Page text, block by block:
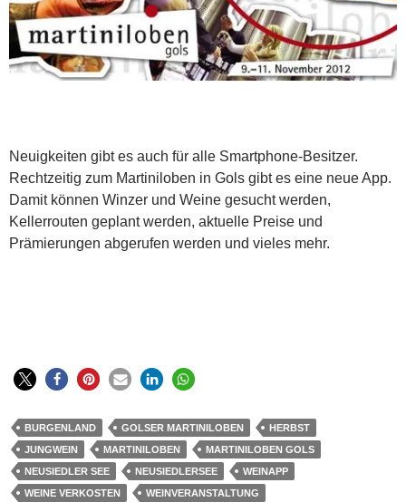
Neuigkeiten gibt es auch für alle Smartphone-Besitzer.
Rechtzeitig zum Martiniloben in Gols gibt es eine neue App.
Damit können Winzer und Weine gesucht werden,
Kellerrouten geplant werden, aktuelle Preise und
Prämierungen abgerufen werden und vieles mehr.
BURGENLAND GOLSER MARTINILOBEN
HERBST
JUNGWEIN
MARTINILOBEN
MARTINILOBEN GOLS
NEUSIEDLER SEE
NEUSIEDLERSEE
WEINAPP
WEINE VERKOSTEN
WEINVERANSTALTUNG